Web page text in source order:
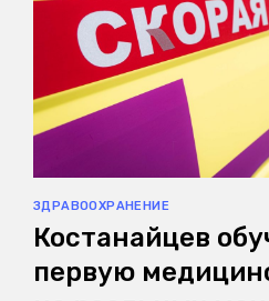
ЗДРАВООХРАНЕНИЕ
Костанайцев
первую